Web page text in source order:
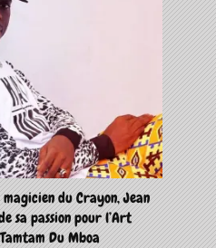
du Crayon, Jean
sa passion pour l’Art
Du Mboa